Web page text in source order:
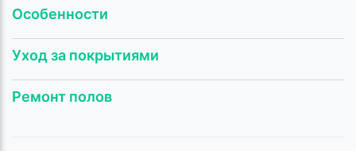
Особенности
Уход за покрытиями
Ремонт полов